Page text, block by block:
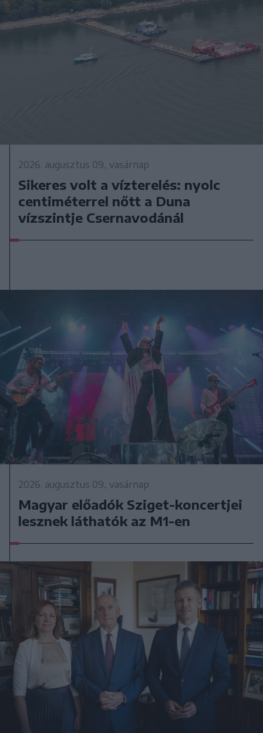
2026. augusztus 09., vasárnap
Sikeres volt a vízterelés: nyolc
centiméterrel nőtt a Duna
vízszintje Csernavodánál
2026. augusztus 09., vasárnap
Magyar előadók Sziget-koncertjei
lesznek láthatók az M1-en